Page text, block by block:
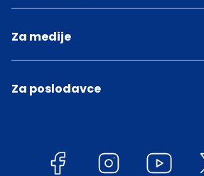
Za medije
Za poslodavce